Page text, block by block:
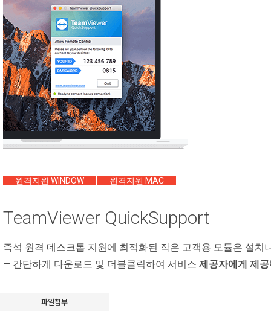
원격지원 WINDOW 원격지원 MAC
TeamViewer QuickSupport
즉석 원격 데스크톱 지원에 최적화된 작은 고객용 모듈은 설치
— 간단하게 다운로드 및 더블클릭하여 서비스 제공자에게 제
파일첨부